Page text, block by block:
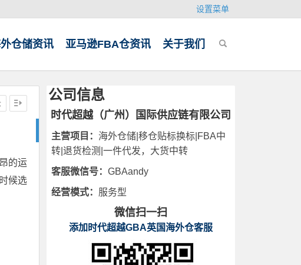
设置菜单
仓储资讯 亚马逊FBA仓资讯 关于我们
的运
候选
公司信息
时代超越（广州）国际供应链有限公司
主营项目： 海外仓储|移仓贴标换标|FBA中
转|退货检测|一件代发，大货中转
客服微信号： GBAandy
经营模式： 服务型
微信扫一扫
添加时代超越GBA英国海外仓客服